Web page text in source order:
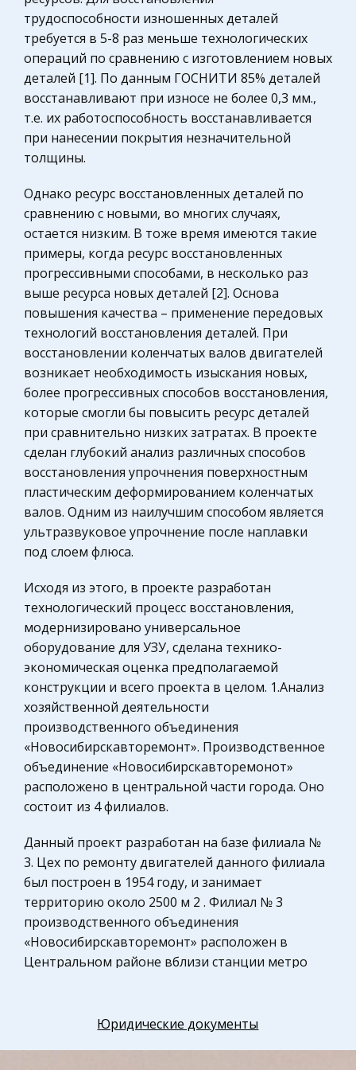
История государства и права зарубежных
стран
Ценные бумаги
Культурология
Историческая личность
Международные экономические и валютно-
кредитные отношения
Уголовный процесс
Охрана природы, Экология,
Природопользование
Экономическая теория, политэкономия,
макроэкономика
Бухгалтерский учет
Геология
Авиация
Биржевое дело
Социология
Гражданское право
Охрана правопорядка
Физика
Теория государства и права
Компьютерные сети
Муниципальное право России
Химия
Архитектура
Нотариат
Технология
Конституционное (государственное) право
зарубежных стран
Уголовное право
Административное право
Музыка
Физкультура и Спорт, Здоровье
Разное
Математика
Правоохранительные органы
Космонавтика
Налоговое право
Физкультура и Спорт
Теория систем управления
Свойства материалов и готовых изделий по их
природе делят на химические, физические,
физико-хими
Географические завоеватели
Тетрадь с его записями после смерти Афанасия
Никитина передали в Москву, главному дьяку
царя Ивана III , который рапорядился включить
Афанасия Никитина п
Особенности влияния переходного периода на
экономическое развитие стран Восточной
Европы
Исследователи-экономисты выходят на
уровень осмысления самого феномена стран, в
экономике которых преобладает
государственный сектор. Указанные
государства прошли долгий и непростой путь к
реструктур
Расово-антропологическая школа
Ранние попытки понять место человека в
природе, его сходство с другими организмами,
его своеобразие, являются, по-видимому, столь
же древними, как само научное знание вообще.
Основные этапы формирова
Исключительно важную роль нотариусы
играют в установлении права собственности и
свидетельствовании крупнейших событий, в
том числе исторической значимости.
Характеризуя особенность нотариуса как юрид
трудоспособности изношенных деталей
требуется в 5-8 раз меньше технологических
операций по сравнению с изготовлением новых
деталей [1]. По данным ГОСНИТИ 85% деталей
восстанавливают при износе не более 0,3 мм.,
т.е. их работоспособность восстанавливается
при нанесении покрытия незначительной
толщины.
Однако ресурс восстановленных деталей по
сравнению с новыми, во многих случаях,
остается низким. В тоже время имеются такие
примеры, когда ресурс восстановленных
прогрессивными способами, в несколько раз
выше ресурса новых деталей [2]. Основа
повышения качества – применение передовых
технологий восстановления деталей. При
восстановлении коленчатых валов двигателей
возникает необходимость изыскания новых,
более прогрессивных способов восстановления,
которые смогли бы повысить ресурс деталей
при сравнительно низких затратах. В проекте
сделан глубокий анализ различных способов
восстановления упрочнения поверхностным
пластическим деформированием коленчатых
валов. Одним из наилучшим способом является
ультразвуковое упрочнение после наплавки
под слоем флюса.
Исходя из этого, в проекте разработан
технологический процесс восстановления,
модернизировано универсальное
оборудование для УЗУ, сделана технико-
экономическая оценка предполагаемой
конструкции и всего проекта в целом. 1.Анализ
хозяйственной деятельности
производственного объединения
«Новосибирскавторемонт». Производственное
объединение «Новосибирскавторемонот»
расположено в центральной части города. Оно
состоит из 4 филиалов.
Данный проект разработан на базе филиала №
3. Цех по ремонту двигателей данного филиала
был построен в 1954 году, и занимает
территорию около 2500 м 2 . Филиал № 3
производственного объединения
«Новосибирскавторемонт» расположен в
Центральном районе вблизи станции метро
холодной зимой и жарким летом.
Юридические документы